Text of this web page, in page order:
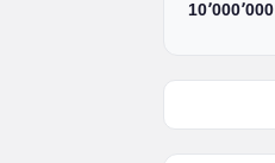
10٬000٬000